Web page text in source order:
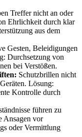
Treffer nicht an oder
Ehrlichkeit durch klar
aus dem
Gesten, Beleidigungen
Durchsetzung von
bei Verstößen.
Schutzbrillen nicht
Lösung:
Kontrolle durch
führen zu
Ansagen vor
oder Vermittlung